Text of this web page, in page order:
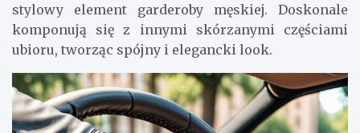
stylowy element garderoby męskiej. Doskonale
komponują się z innymi skórzanymi częściami
ubioru, tworząc spójny i elegancki look.